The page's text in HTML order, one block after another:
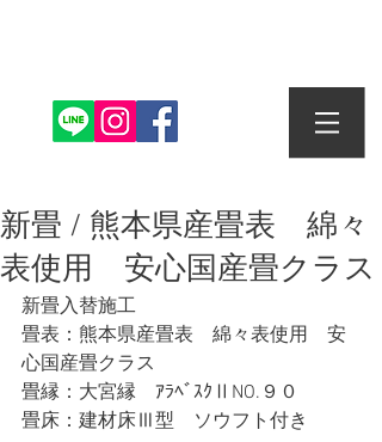
新畳 / 熊本県産畳表 綿々
表使用 安心国産畳クラス
新畳入替施工
畳表：熊本県産畳表　綿々表使用　安
心国産畳クラス
畳縁：大宮縁　ｱﾗﾍﾞｽｸⅡNO.９０
畳床：建材床Ⅲ型　ソウフト付き